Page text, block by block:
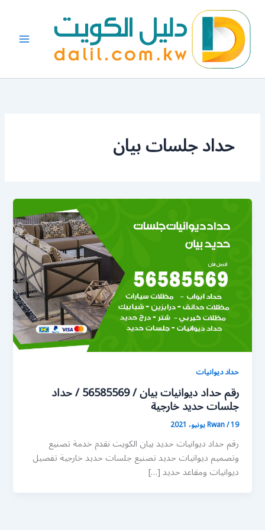
المحتوى
حداد جلسات بيان
حداد ديوانيات
رقم حداد ديوانيات بيان / 56585569 / حداد
جلسات حديد خارجية
Rwan/19 يونيو، 2021
رقم حداد ديوانيات حديد بيان الكويت نقدم خدمة تصنيع
وتصميم ديوانيات حديد تصنيع جلسات حديد خارجية تفصيل
ديوانيات ومقاعد حديد […]